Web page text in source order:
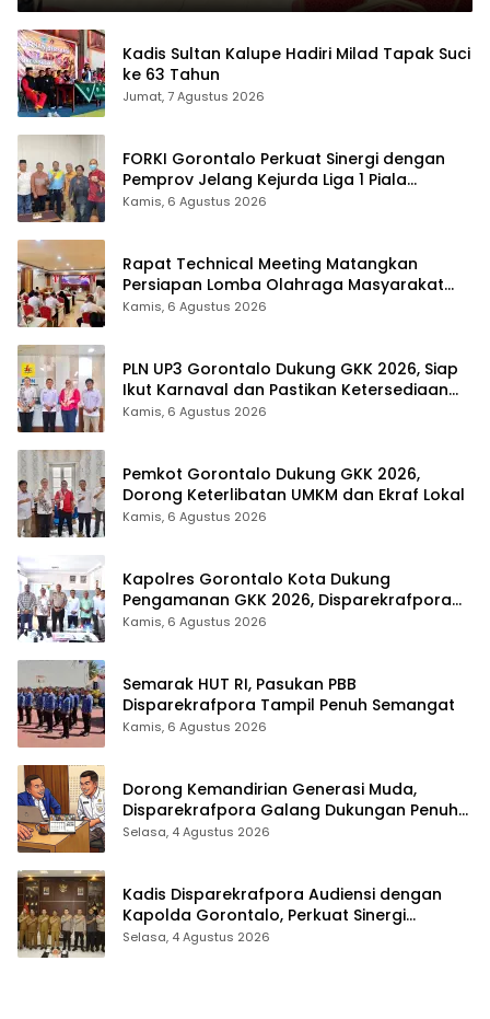
Kadis Sultan Kalupe Hadiri Milad Tapak Suci
ke 63 Tahun
Jumat, 7 Agustus 2026
FORKI Gorontalo Perkuat Sinergi dengan
Pemprov Jelang Kejurda Liga 1 Piala
Gubernur 2026
Kamis, 6 Agustus 2026
Rapat Technical Meeting Matangkan
Persiapan Lomba Olahraga Masyarakat
Tingkat Provinsi Gorontalo
Kamis, 6 Agustus 2026
PLN UP3 Gorontalo Dukung GKK 2026, Siap
Ikut Karnaval dan Pastikan Ketersediaan
Listrik
Kamis, 6 Agustus 2026
Pemkot Gorontalo Dukung GKK 2026,
Dorong Keterlibatan UMKM dan Ekraf Lokal
Kamis, 6 Agustus 2026
Kapolres Gorontalo Kota Dukung
Pengamanan GKK 2026, Disparekrafpora
Perkuat Sinergi Lintas Sektor
Kamis, 6 Agustus 2026
Semarak HUT RI, Pasukan PBB
Disparekrafpora Tampil Penuh Semangat
Kamis, 6 Agustus 2026
Dorong Kemandirian Generasi Muda,
Disparekrafpora Galang Dukungan Penuh
Para Aleg Deprov
Selasa, 4 Agustus 2026
Kadis Disparekrafpora Audiensi dengan
Kapolda Gorontalo, Perkuat Sinergi
Sukseskan Gorontalo Karnaval Karawo
Selasa, 4 Agustus 2026